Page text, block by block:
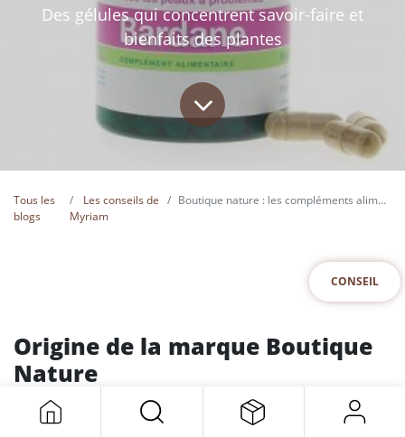
CONSEIL
Des gélules qui concentrent savoir-faire et
bienfaits des plantes
Tous les
blogs
Les conseils de
Myriam
Boutique nature : les compléments alimentaires bio et naturels
Origine de la marque Boutique
Nature
Poussée par sa passion pour la phytothérapie
et ses années
, Josiane Szimirer décide de